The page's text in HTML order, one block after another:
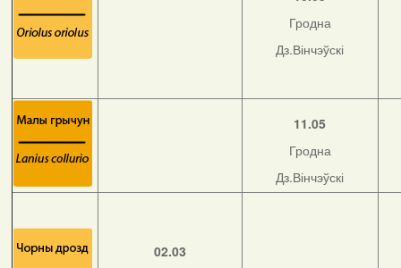
Гродна
Дз.Вінчэўскі
11.05
Гродна
Дз.Вінчэўскі
02.03